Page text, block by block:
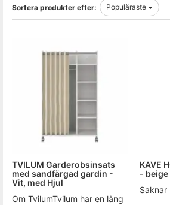
Sortera produkter efter:
Populäraste
TVILUM Garderobsinsats
med sandfärgad gardin -
Vit, med Hjul
Om TvilumTvilum har en lång
KAVE
-
Saknar